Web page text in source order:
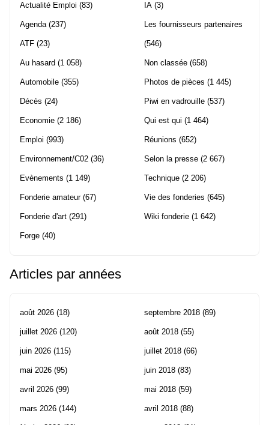
Actualité Emploi (83)
Agenda(237)
ATF (23)
Au hasard (1 058)
Automobile (355)
Décès (24)
Economie (2 186)
Emploi (993)
Environnement/C02 (36)
Evènements (1 149)
Fonderie amateur(67)
Fonderie d'art (291)
Forge (40)
IA (3)
Les fournisseurs partenaires
(546)
Non classée (658)
Photos de pièces (1 445)
Piwi en vadrouille (537)
Qui est qui (1 464)
Réunions (652)
Selon la presse (2 667)
Technique (2 206)
Vie des fonderies (645)
Wiki fonderie (1 642)
Articles par années
août 2026 (18)
juillet 2026 (120)
juin 2026 (115)
mai 2026 (95)
avril 2026 (99)
mars 2026 (144)
septembre 2018 (89)
août 2018 (55)
juillet 2018 (66)
juin 2018 (83)
mai 2018 (59)
avril 2018 (88)